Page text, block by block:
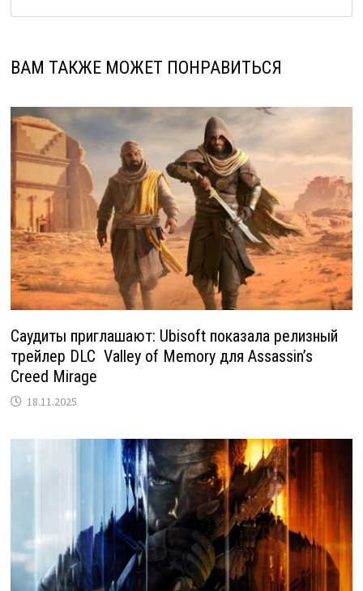
ВАМ ТАКЖЕ МОЖЕТ ПОНРАВИТЬСЯ
Саудиты приглашают: Ubisoft показала релизный
трейлер DLC Valley of Memory для Assassin’s
Creed Mirage
18.11.2025